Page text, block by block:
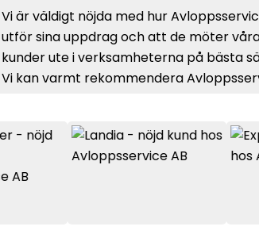
Vi är väldigt nöjda med hur
utför sina uppdrag och att de möter
kunder ute i verksamheterna på bästa
Vi kan varmt rekommendera
företag.”